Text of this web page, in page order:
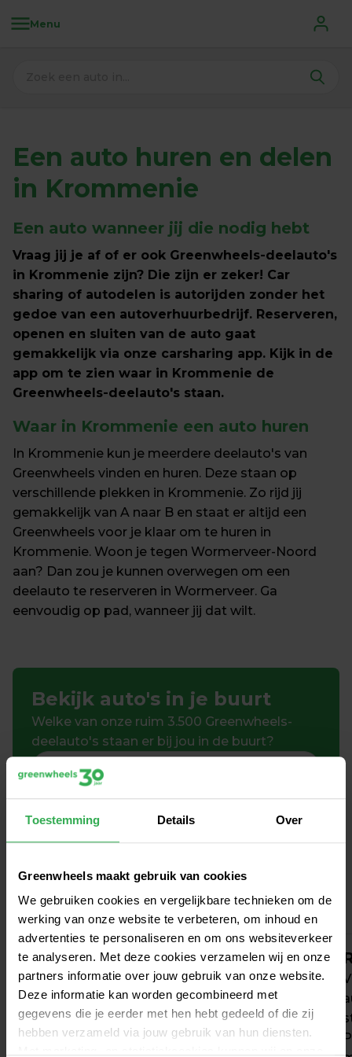
Toestemming Details Over
Greenwheels maakt gebruik van cookies
We gebruiken cookies en vergelijkbare technieken om de
werking van onze website te verbeteren, om inhoud en
advertenties te personaliseren en om ons websiteverkeer
te analyseren. Met deze cookies verzamelen wij en onze
partners informatie over jouw gebruik van onze website.
Deze informatie kan worden gecombineerd met
gegevens die je eerder met hen hebt gedeeld of die zij
hebben verzameld via jouw gebruik van hun diensten.
Menu
Een auto huren en delen
in Krommenie
Een auto wanneer jij die nodig hebt
Vraag jij je af of er ook Greenwheels-deelauto's
in Krommenie zijn? Die zijn er zeker! Car
sharing of autodelen is autorijden zonder het
gedoe van een autoverhuurbedrijf. Reserveren,
openen en sluiten van de auto gaat
gemakkelijk via onze carsharing app. Kijk in de
app om te zien waar in Krommenie de
Greenwheels-deelauto's staan.
Waar in Krommenie een auto huren
In Krommenie kun je meerdere deelauto's van
Greenwheels vinden en huren. Deze staan op
verschillende plekken in Krommenie. Zo rijd jij
gemakkelijk van A naar B en staat er altijd een
Greenwheels voor je klaar om te huren in
Krommenie. Woon je tegen Wormerveer-Noord
aan? Dan zou je kunnen overwegen om een
deelauto te reserveren in Wormerveer. Ga
eenvoudig op pad, wanneer jij dat wilt.
Bekijk auto's in je buurt
Welke van onze ruim 3.500 Greenwheels-
deelauto's staan er bij jou in de buurt?
Krommenie
Aanmelden
Kies uit voordelige en flexibele tarieven, al
vanaf € 0 / maand. Verandert je rijgedrag?
Dan wijzig je jouw tarief maandelijks
zonder extra kosten.